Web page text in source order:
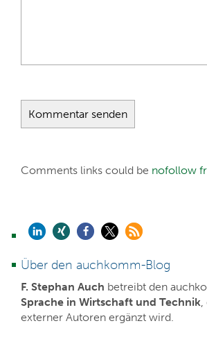
Comments links could be nofollow
Über den auchkomm-Blog
F. Stephan Auch betreibt den
Sprache in Wirtschaft und Technik,
externer Autoren ergänzt wird.